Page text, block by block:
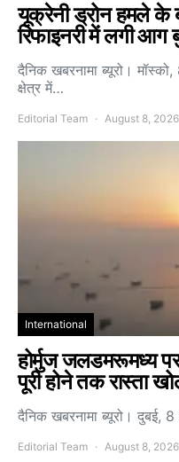
यूक्रेनी ड्रोन हमले के
रिफाइनरी में लगी आग
दैनिक खबरनामा ब्यूरो।
क्षेत्र में…
Editorial Team August 8, 2026
International
होर्मुज जलडमरूमध्य
पूरी होने तक रास्ता
दैनिक खबरनामा ब्यूरो। दुबई,
Editorial Team August 8, 2026